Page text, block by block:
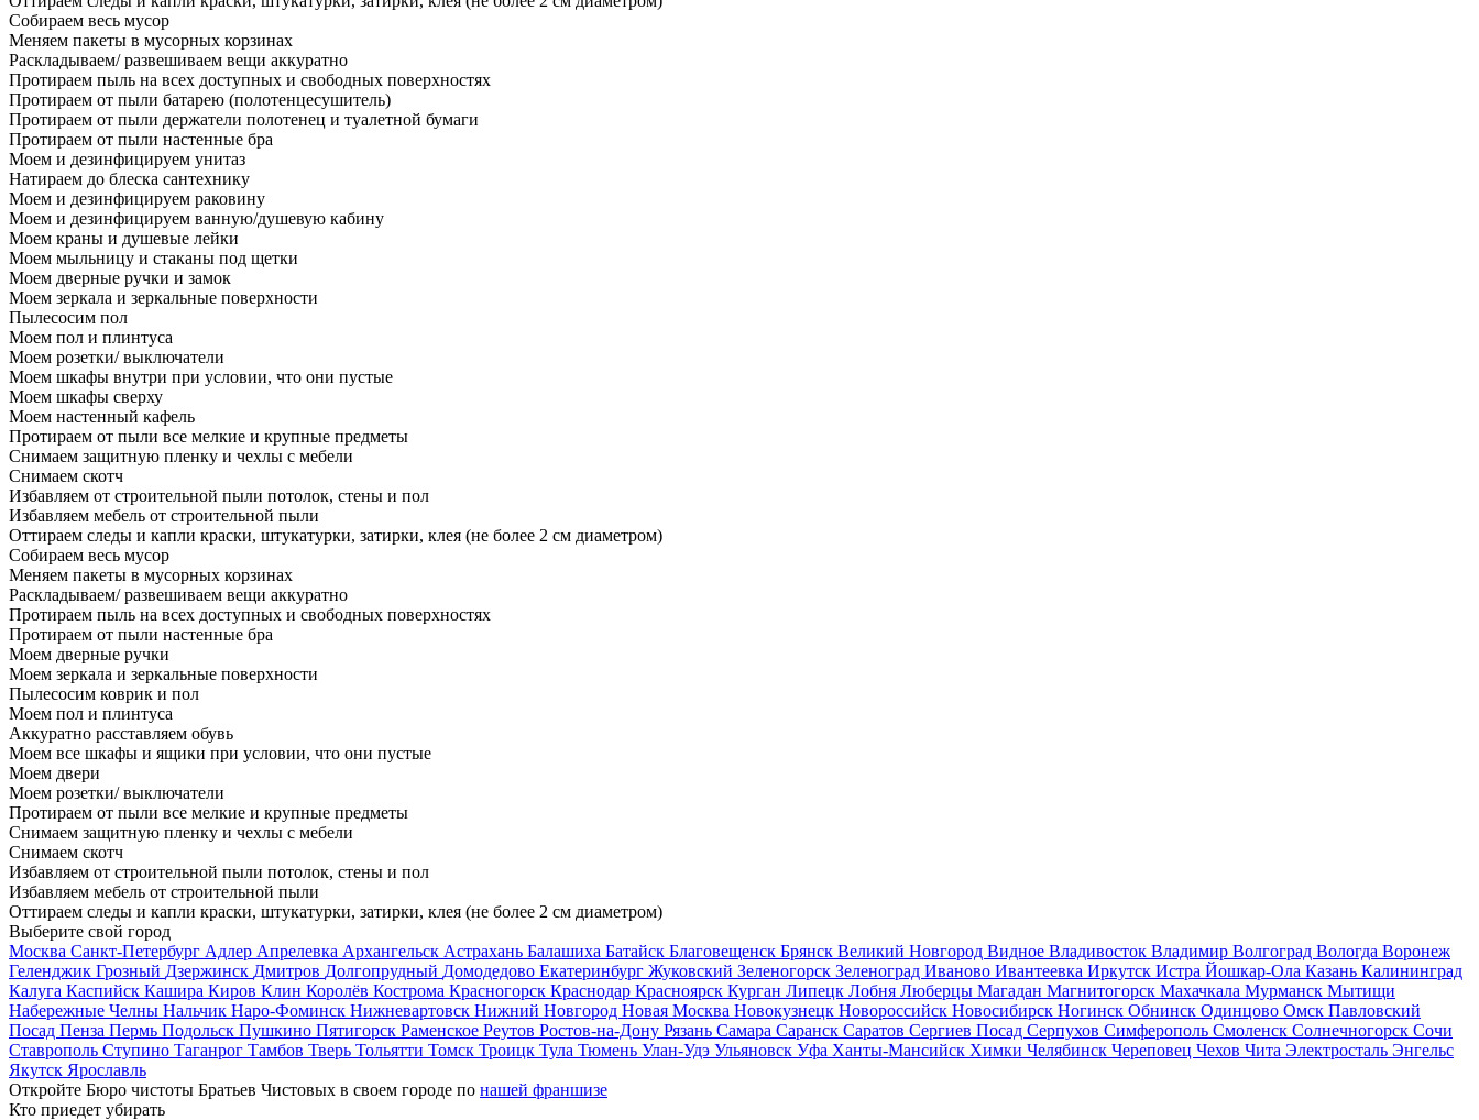
Собираем весь мусор
Меняем пакеты в мусорных корзинах
Раскладываем/ развешиваем вещи аккуратно
Протираем пыль на всех доступных и свободных поверхностях
Протираем от пыли батарею (полотенцесушитель)
Протираем от пыли держатели полотенец и туалетной бумаги
Протираем от пыли настенные бра
Моем и дезинфицируем унитаз
Натираем до блеска сантехнику
Моем и дезинфицируем раковину
Моем и дезинфицируем ванную/душевую кабину
Моем краны и душевые лейки
Моем мыльницу и стаканы под щетки
Моем дверные ручки и замок
Моем зеркала и зеркальные поверхности
Пылесосим пол
Моем пол и плинтуса
Моем розетки/ выключатели
Моем шкафы внутри при условии, что они пустые
Моем шкафы сверху
Моем настенный кафель
Протираем от пыли все мелкие и крупные предметы
Снимаем защитную пленку и чехлы с мебели
Снимаем скотч
Избавляем от строительной пыли потолок, стены и пол
Избавляем мебель от строительной пыли
Оттираем следы и капли краски, штукатурки, затирки, клея (не более 2 см диаметром)
Собираем весь мусор
Меняем пакеты в мусорных корзинах
Раскладываем/ развешиваем вещи аккуратно
Протираем пыль на всех доступных и свободных поверхностях
Протираем от пыли настенные бра
Моем дверные ручки
Моем зеркала и зеркальные поверхности
Пылесосим коврик и пол
Моем пол и плинтуса
Аккуратно расставляем обувь
Моем все шкафы и ящики при условии, что они пустые
Моем двери
Моем розетки/ выключатели
Протираем от пыли все мелкие и крупные предметы
Снимаем защитную пленку и чехлы с мебели
Снимаем скотч
Избавляем от строительной пыли потолок, стены и пол
Избавляем мебель от строительной пыли
Оттираем следы и капли краски, штукатурки, затирки, клея (не более 2 см диаметром)
Выберите свой город
Москва Санкт-Петербург Адлер Апрелевка Архангельск Астрахань Балашиха Батайск Благовещенск Брянск Великий Новгород Видное Владивосток Владимир Волгоград Вологда Воронеж
Геленджик Грозный Дзержинск Дмитров Долгопрудный Домодедово Екатеринбург Жуковский Зеленогорск Зеленоград Иваново Ивантеевка Иркутск Истра Йошкар-Ола Казань Калининград
Калуга Каспийск Кашира Киров Клин Королёв Кострома Красногорск Краснодар Красноярск Курган Липецк Лобня Люберцы Магадан Магнитогорск Махачкала Мурманск Мытищи
Набережные Челны Нальчик Наро-Фоминск Нижневартовск Нижний Новгород Новая Москва Новокузнецк Новороссийск Новосибирск Ногинск Обнинск Одинцово Омск Павловский
Посад Пенза Пермь Подольск Пушкино Пятигорск Раменское Реутов Ростов-на-Дону Рязань Самара Саранск Саратов Сергиев Посад Серпухов Симферополь Смоленск Солнечногорск Сочи
Ставрополь Ступино Таганрог Тамбов Тверь Тольятти Томск Троицк Тула Тюмень Улан-Удэ Ульяновск Уфа Ханты-Мансийск Химки Челябинск Череповец Чехов Чита Электросталь Энгельс
Якутск Ярославль
Откройте Бюро чистоты Братьев Чистовых в своем городе по нашей франшизе
Кто приедет убирать